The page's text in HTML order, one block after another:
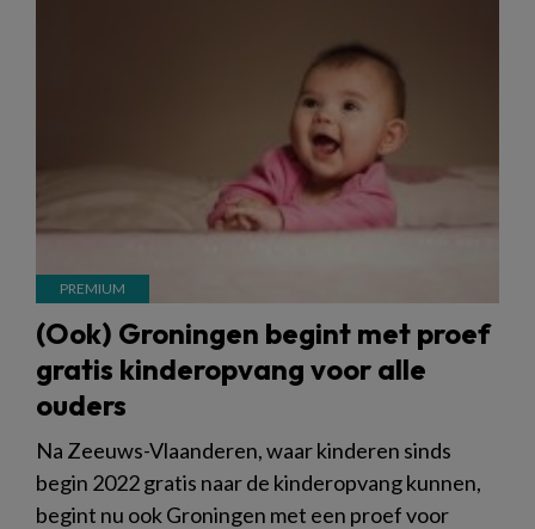
(Ook) Groningen begint met proef
gratis kinderopvang voor alle
ouders
Na Zeeuws-Vlaanderen, waar kinderen sinds
begin 2022 gratis naar de kinderopvang kunnen,
begint nu ook Groningen met een proef voor